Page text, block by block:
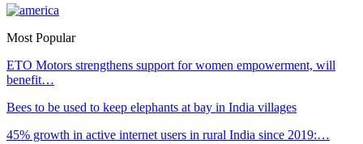
Most Popular
ETO Motors strengthens support for women empowerment, will
benefit…
Bees to be used to keep elephants at bay in India villages
45% growth in active internet users in rural India since 2019:…